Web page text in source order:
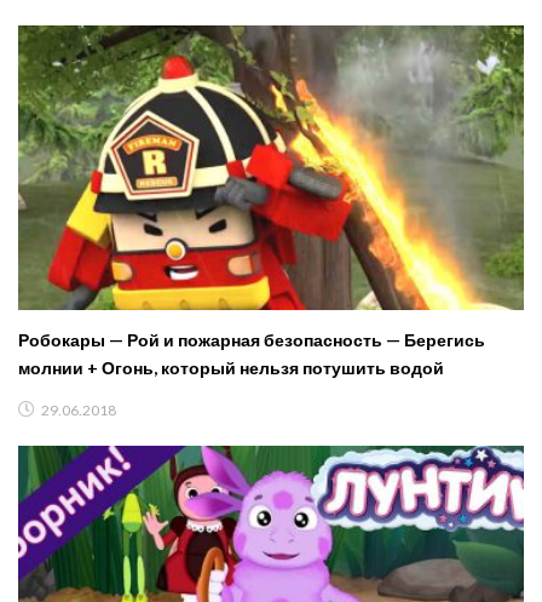
Робокары — Рой и пожарная безопасность — Берегись
молнии + Огонь, который нельзя потушить водой
29.06.2018